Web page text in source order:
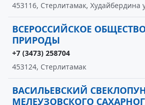
453116, Стерлитамак, Худайбердина
ВСЕРОССИЙСКОЕ
ПРИРОДЫ
+7 (3473) 258704
453124, Стерлитамак
ВАСИЛЬЕВСКИЙ
МЕЛЕУЗОВСКОГО